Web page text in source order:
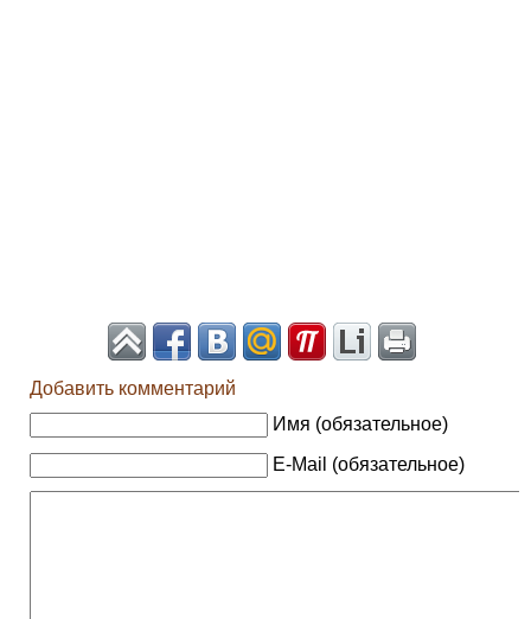
Добавить комментарий
Имя (обязательное)
E-Mail (обязательное)